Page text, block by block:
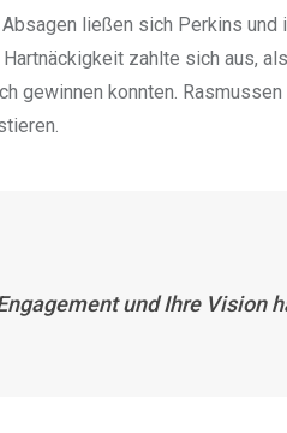
ließen sich Perkins
zahlte sich aus,
gewinnen konnten.
und Ihre Vision